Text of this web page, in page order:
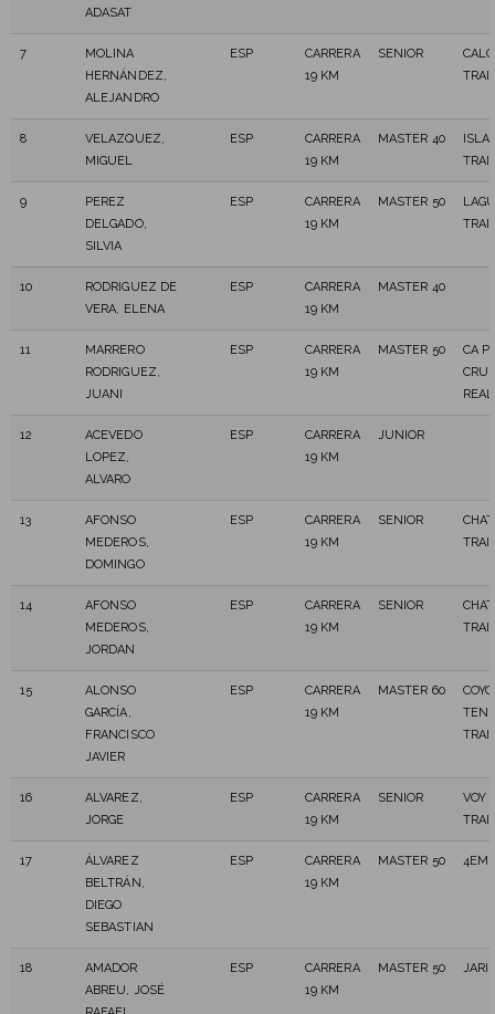
ADASAT
7
MOLINA
HERNÁNDEZ,
ALEJANDRO
ESP
CARRERA
19 KM
SENIOR
8
VELAZQUEZ,
MIGUEL
ESP
CARRERA
19 KM
MASTER 40
ISLA
9
PEREZ
DELGADO,
SILVIA
ESP
CARRERA
19 KM
MASTER 50
10
RODRIGUEZ DE
VERA, ELENA
ESP
CARRERA
19 KM
MASTER 40
11
MARRERO
RODRIGUEZ,
JUANI
ESP
CARRERA
19 KM
MASTER 50
CA
12
ACEVEDO
LOPEZ,
ALVARO
ESP
CARRERA
19 KM
JUNIOR
13
AFONSO
MEDEROS,
DOMINGO
ESP
CARRERA
19 KM
SENIOR
14
AFONSO
MEDEROS,
JORDAN
ESP
CARRERA
19 KM
SENIOR
15
ALONSO
GARCÍA,
FRANCISCO
JAVIER
ESP
CARRERA
19 KM
MASTER 60
16
ALVAREZ,
JORGE
ESP
CARRERA
19 KM
SENIOR
VOY
17
ÁLVAREZ
BELTRÁN,
DIEGO
SEBASTIAN
ESP
CARRERA
19 KM
MASTER 50
18
AMADOR
ABREU, JOSÉ
ESP
CARRERA
19 KM
MASTER 50